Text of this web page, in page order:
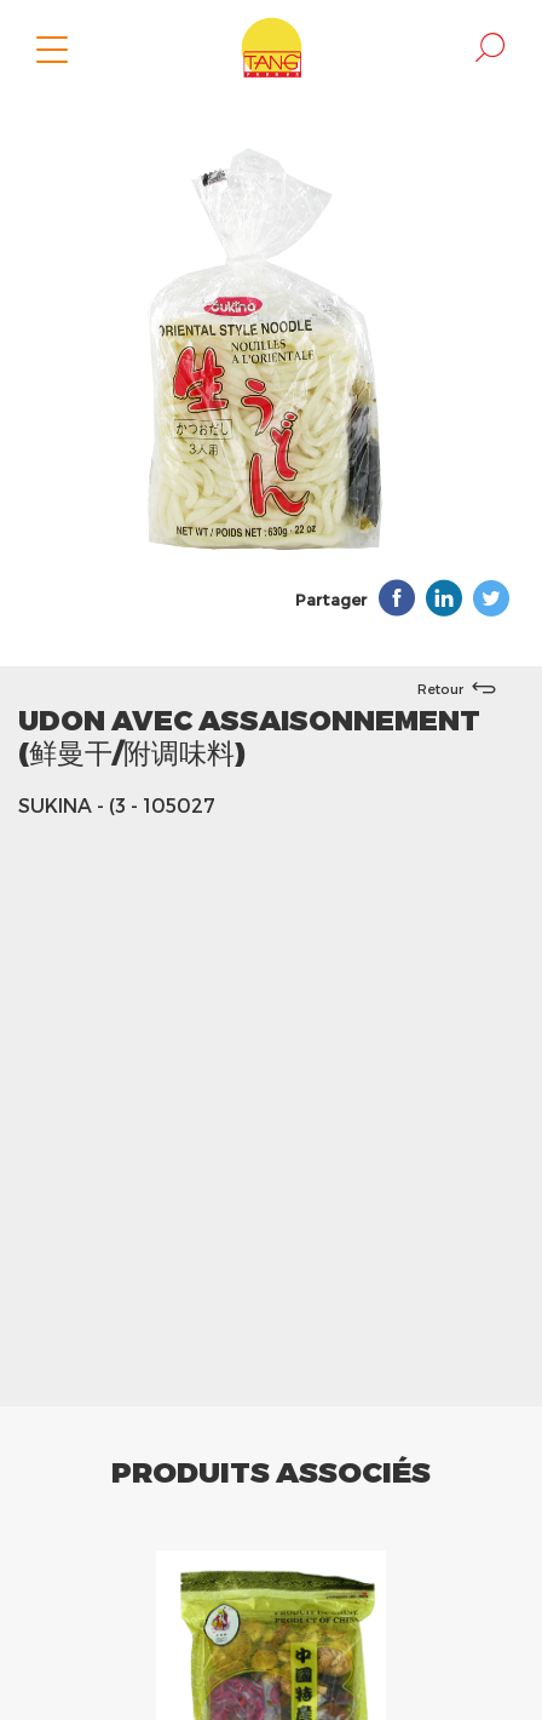
Partager
Retour
UDON AVEC ASSAISONNEMENT
(鲜曼干/附调味料)
SUKINA - (3 - 105027
PRODUITS ASSOCIÉS